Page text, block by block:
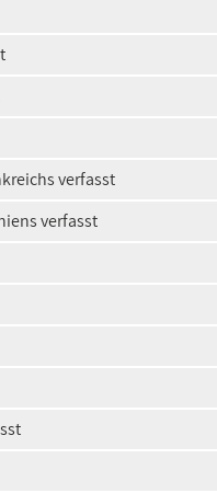
verfasst
verfasst